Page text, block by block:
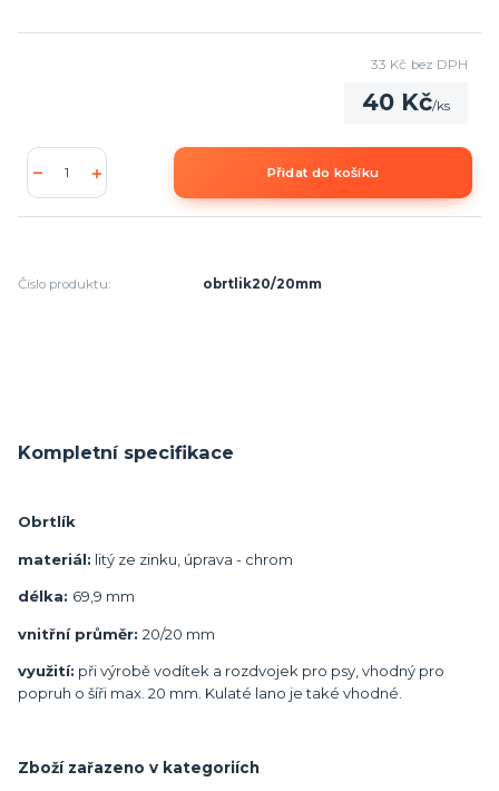
40 Kč/ks
33 Kč bez DPH
Přidat do košíku
Číslo produktu: obrtlik20/20mm
Kompletní specifikace
Obrtlík
materiál: litý ze zinku, úprava - chrom
délka: 69,9 mm
vnitřní průměr: 20/20 mm
využití: při výrobě vodítek a rozdvojek pro psy, vhodný pro
popruh o šíři max. 20 mm. Kulaté lano je také vhodné.
Zboží zařazeno v kategoriích